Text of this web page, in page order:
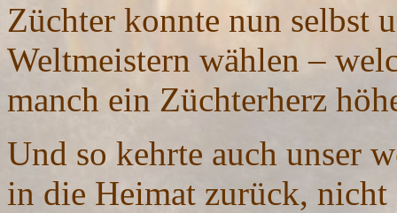
Züchter konnte nun selbst
Weltmeistern wählen –
manch ein Züchterherz
Und so kehrte auch unser
in die Heimat zurück, nicht